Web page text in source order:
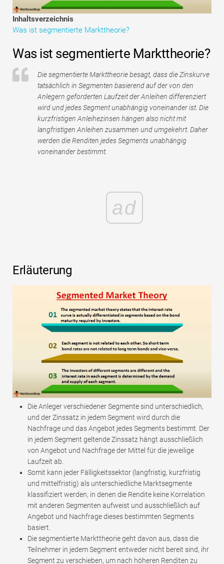
Tutorials zur Finanzmodellierung
Vollständige Form
Risikomanagement-Tutorials
Inhaltsverzeichnis
Was ist segmentierte Markttheorie?
Was ist segmentierte Markttheorie?
Die segmentierte Markttheorie besagt, dass die Zinskurve
tatsächlich in Segmenten basierend auf der von den
Anlegern geforderten Laufzeit der Anleihen differenziert
wird und jedes Segment unabhängig voneinander ist. Die
kurzfristigen Anleihezinsen hängen also nicht mit
langfristigen Anleihen zusammen und umgekehrt. Daher
werden die Renditen jedes Segments unabhängig
voneinander bestimmt.
ad
Erläuterung
Die Anleger verschiedener Segmente sind unterschiedlich,
und der Zinssatz in jedem Segment wird durch die
Nachfrage und das Angebot jedes Segments bestimmt. Der
in jedem Segment geltende Zinssatz hängt ausschließlich
von Angebot und Nachfrage der Mittel für die jeweilige
Laufzeit ab.
Somit kann jeder Fälligkeitssektor (langfristig, kurzfristig
und mittelfristig) als unterschiedliche Marktsegmente
klassifiziert werden, in denen die Rendite keine Korrelation
mit anderen Segmenten aufweist und ausschließlich auf
Angebot und Nachfrage dieses bestimmten Segments
basiert.
Die segmentierte Markttheorie geht davon aus, dass die
Teilnehmer in jedem Segment entweder nicht bereit sind, ihr
Segment zu verschieben, um nach höheren Renditen zu